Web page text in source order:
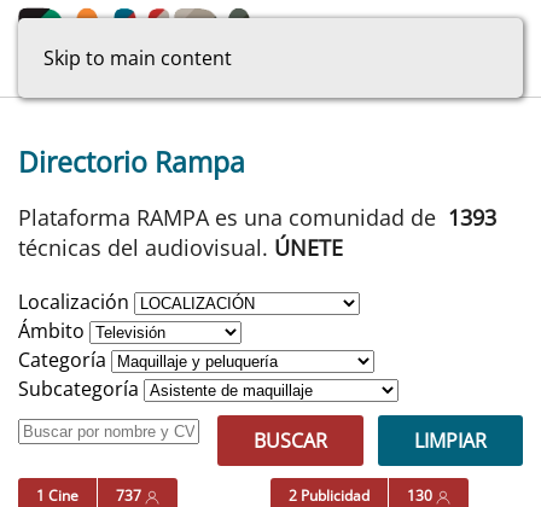
Skip to main content
Directorio Rampa
Plataforma RAMPA es una comunidad de 1393
técnicas del audiovisual. ÚNETE
Localización
Ámbito
Categoría
Subcategoría
BUSCAR
LIMPIAR
1 Cine 737 2 Publicidad
130